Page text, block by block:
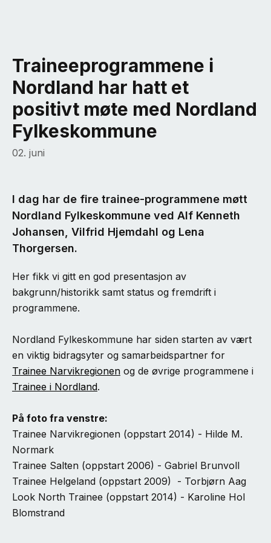
Traineeprogrammene i
Nordland har hatt et
positivt møte med Nordland
Fylkeskommune
02. juni
I dag har de fire trainee-programmene møtt
Nordland Fylkeskommune ved Alf Kenneth
Johansen, Vilfrid Hjemdahl og Lena
Thorgersen.
Her fikk vi gitt en god presentasjon av
bakgrunn/historikk samt status og fremdrift i
programmene.
Nordland Fylkeskommune har siden starten av vært
en viktig bidragsyter og samarbeidspartner for
Trainee Narvikregionen og de øvrige programmene i
Trainee i Nordland.
På foto fra venstre:
Trainee Narvikregionen (oppstart 2014) - Hilde M.
Normark
Trainee Salten (oppstart 2006) - Gabriel Brunvoll
Trainee Helgeland (oppstart 2009) - Torbjørn Aag
Look North Trainee (oppstart 2014) - Karoline Hol
Blomstrand